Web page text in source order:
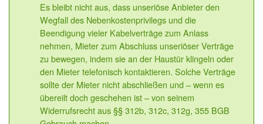
Es bleibt nicht aus, dass unseriöse Anbieter den
Wegfall des Nebenkostenprivilegs und die
Beendigung vieler Kabelverträge zum Anlass
nehmen, Mieter zum Abschluss unseriöser Verträge
zu bewegen, indem sie an der Haustür klingeln oder
den Mieter telefonisch kontaktieren. Solche Verträge
sollte der Mieter nicht abschließen und – wenn es
übereilt doch geschehen ist – von seinem
Widerrufsrecht aus §§ 312b, 312c, 312g, 355 BGB